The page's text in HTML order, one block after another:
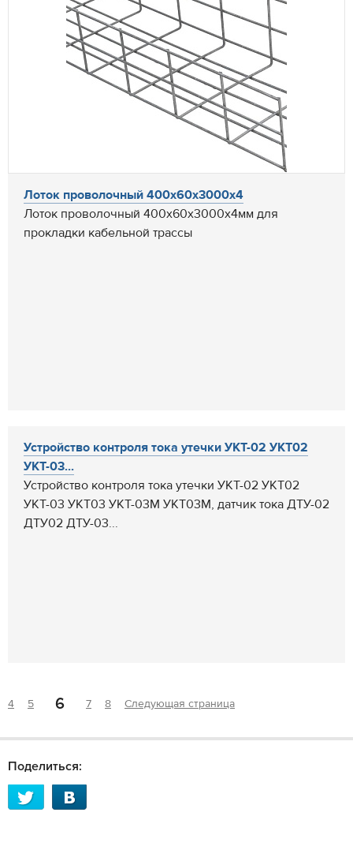
Лоток проволочный 400х60х3000х4
Лоток проволочный 400х60х3000х4мм для
прокладки кабельной трассы
Устройство контроля тока утечки УКТ-02 УКТ02
УКТ-03...
Устройство контроля тока утечки УКТ-02 УКТ02
УКТ-03 УКТ03 УКТ-03М УКТ03М, датчик тока ДТУ-02
ДТУ02 ДТУ-03...
4 5 6 7 8 Следующая страница
Поделиться: